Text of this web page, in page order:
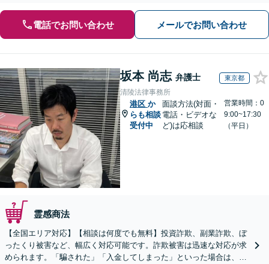
電話でお問い合わせ メールでお問い合わせ
坂本 尚志 弁護士 東京都
清陵法律事務所
港区 か
らも相談
受付中
面談方法(対面・
電話・ビデオな
ど)は応相談
営業時間：0
9:00~17:30
（平日）
霊感商法
【全国エリア対応】【相談は何度でも無料】投資詐欺、副業詐欺、ぼ
ったくり被害など、幅広く対応可能です。詐欺被害は迅速な対応が求
められます。「騙された」「入金してしまった」といった場合は、お